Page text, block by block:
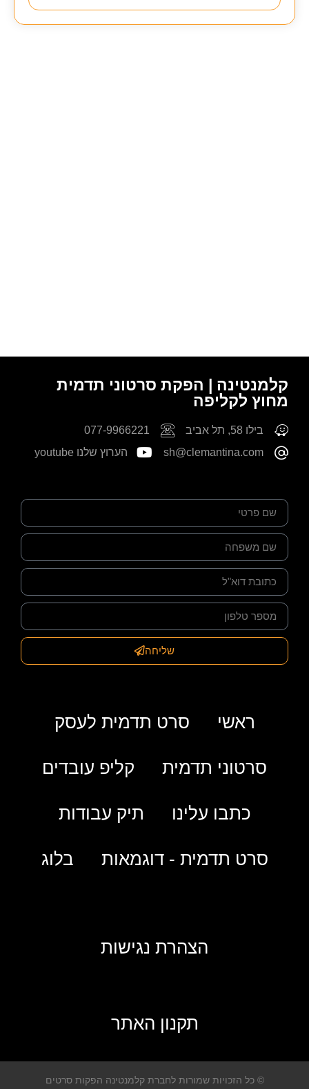
קלמנטינה | הפקת סרטוני תדמית
מחוץ לקליפה
בילו 58, תל אביב
077-9966221
sh@clemantina.com
הערוץ שלנו youtube
שליחה
ראשי סרט תדמית לעסק
סרטוני תדמית קליפ עובדים
כתבו עלינו תיק עבודות
סרט תדמית - דוגמאות בלוג
הצהרת נגישות
תקנון האתר
© כל הזכויות שמורות לחברת קלמנטינה הפקות סרטים